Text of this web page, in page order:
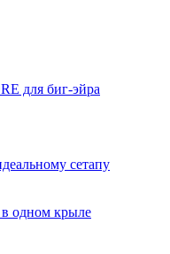
для биг-эйра
сетапу
одном крыле